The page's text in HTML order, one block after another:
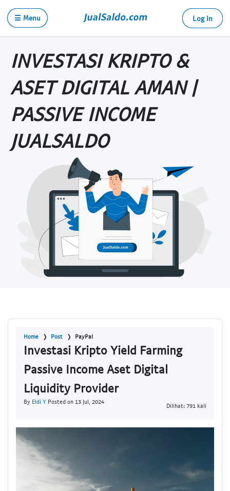
☰ Menu Log in
INVESTASI KRIPTO &
ASET DIGITAL AMAN |
PASSIVE INCOME
JUALSALDO
Home Post PayPal
Investasi Kripto Yield Farming
Passive Income Aset Digital
Liquidity Provider
By Eldi Y Posted on 13 Jul, 2024
Dilihat: 791 kali